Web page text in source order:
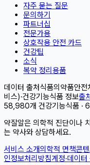
자주 묻는 질문
문의하기
파트너십
전문가용
상호작용 안전 카드
건강팁
소식
복약 정리용품
데이터 출처식품의약품안전
비스)·건강기능식품 정보출
58,980개 건강기능식품 ·
약잘알은 의학적 진단이나
는 약사와 상담하세요.
서비스 소개의학적 면책콘
인정보처리방침계정·데이터